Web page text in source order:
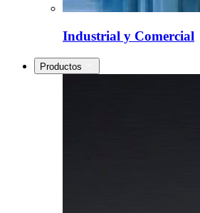
Industrial y Comercial
Productos